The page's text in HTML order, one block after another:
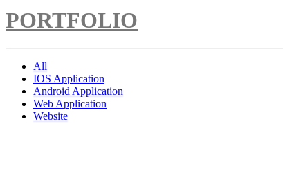
PORTFOLIO
All
IOS Application
Android Application
Web Application
Website